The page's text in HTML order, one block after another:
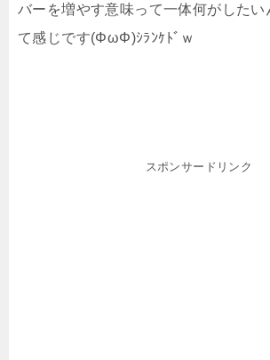
バーを増やす意味って一体何がしたい
て感じです(ΦωΦ)ｼﾗﾝｹﾄﾞｗ
スポンサードリンク